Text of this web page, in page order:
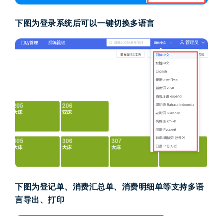
下图为登录系统后可以一键切换多语言
下图为登记单、消费汇总单、消费明细单等支持多语
言导出、打印